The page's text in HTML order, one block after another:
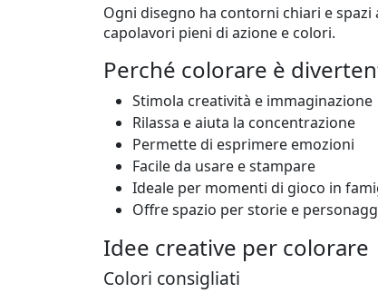
Ogni disegno ha contorni chiari e
capolavori pieni di azione e colori.
Perché colorare è
Stimola creatività e immaginazione
Rilassa e aiuta la concentrazione
Permette di esprimere emozioni
Facile da usare e stampare
Ideale per momenti di gioco in
Offre spazio per storie e
Idee creative per colorare
Colori consigliati